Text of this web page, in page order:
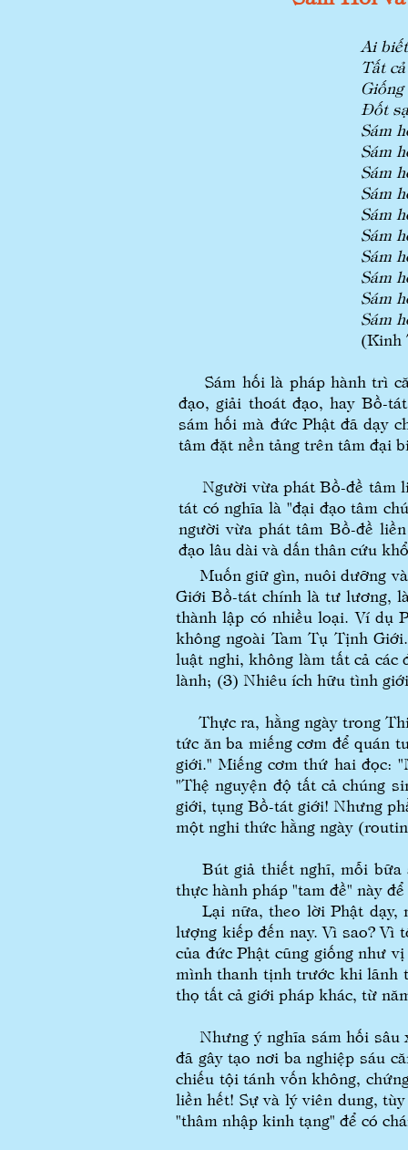
Ai
Tất
Đốt
Sám
Sám
Sám
Sám
Sám
Sám
Sám
Sám
Sám
Sám
(Kinh
Sám hối là pháp hành trì
đạo, giải thoát đạo, hay Bồ-
sám hối mà đức Phật đã dạy
tâm đặt nền tảng trên tâm đại
Người vừa phát Bồ-đề tâm
tát có nghĩa là "đại đạo tâm
người vừa phát tâm Bồ-đề
đạo lâu dài và dấn thân cứu
Muốn giữ gìn, nuôi dưỡng và
Giới Bồ-tát chính là tư lương,
thành lập có nhiều loại. Ví dụ
không ngoài Tam Tụ Tịnh
luật nghi, không làm tất cả
lành; (3) Nhiêu ích hữu tình
Thực ra, hằng ngày trong
tức ăn ba miếng cơm để quán
giới." Miếng cơm thứ hai đọc:
"Thệ nguyện độ tất cả chúng
giới, tụng Bồ-tát giới! Nhưng
một nghi thức hằng ngày
Bút giả thiết nghĩ, mỗi bữa
thực hành pháp "tam đề" này
Lại nữa, theo lời Phật dạy,
lượng kiếp đến nay. Vì sao? Vì
của đức Phật cũng giống như
mình thanh tịnh trước khi lãnh
thọ tất cả giới pháp khác, từ
Nhưng ý nghĩa sám hối sâu
đã gây tạo nơi ba nghiệp sáu
chiếu tội tánh vốn không,
liền hết! Sự và lý viên dung,
"thâm nhập kinh tạng" để có